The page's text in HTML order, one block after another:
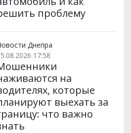
проблему
Днепра
17:58
на
которые
выехать за
что важно